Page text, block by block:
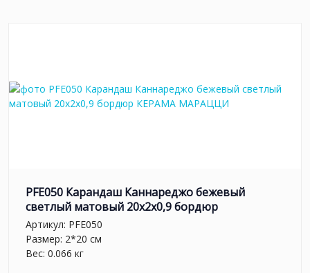
PFE050 Карандаш Каннареджо бежевый
светлый матовый 20x2x0,9 бордюр
Артикул: PFE050
Размер: 2*20 см
Вес: 0.066 кг